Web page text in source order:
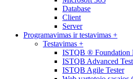
Database
Client
Server
Programavimas ir testavimas +
Testavimas +
ISTQB ® Foundation
ISTQB Advanced
ISTQB Agile Tester